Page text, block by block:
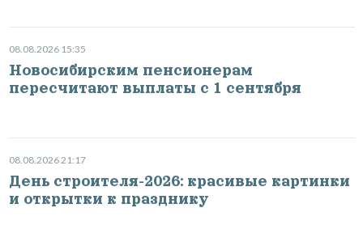
08.08.2026 15:35
Новосибирским пенсионерам
пересчитают выплаты с 1 сентября
08.08.2026 21:17
День строителя-2026: красивые картинки
и открытки к празднику